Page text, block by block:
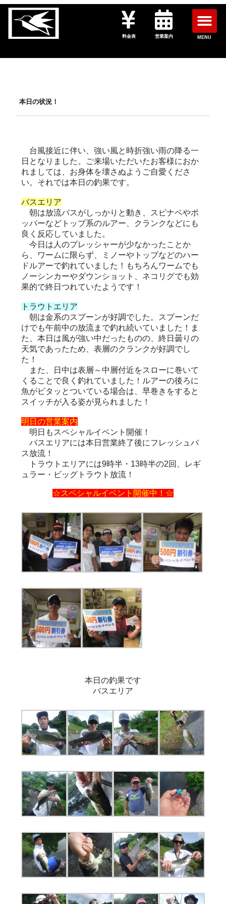
料金表 営業案内 MENU
本日の状況！
台風接近に伴い、強い風と時折強い雨の降る一
日となりました。ご来場いただいたお客様におか
れましては、お身体を壊さぬようご自愛くださ
い。それでは本日の釣果です。
バスエリア
朝は放流バスがしっかりと動き、スピナベやポ
ッパーなどトップ系のルアー、クランクなどにも
良く反応していました。
今日は人のプレッシャーが少なかったことか
ら、ワームに限らず、ミノーやトップなどのハー
ドルアーで釣れていました！もちろんワームでも
ノーシンカーやダウンショット、ネコリグでも効
果的で終日つれていたようです！
トラウトエリア
朝は金系のスプーンが好調でした。スプーンだ
けでも午前中の放流まで釣れ続いていました！ま
た、本日は風が強い中だったものの、終日曇りの
天気であったため、表層のクランクが好調でし
た！
また、日中は表層～中層付近をスローに巻いて
くることで良く釣れていました！ルアーの後ろに
魚がピタッとついている場合は、早巻きをすると
スイッチが入る姿が見られました！
明日の営業案内
明日もスペシャルイベント開催！
バスエリアには本日営業終了後にフレッシュバ
ス放流！
トラウトエリアには9時半・13時半の2回、レギ
ュラー・ビッグトラウト放流！
☆スペシャルイベント開催中！☆
本日の釣果です
バスエリア